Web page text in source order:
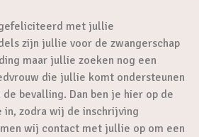
met jullie
zijn jullie voor de zwangerschap
maar jullie zoeken nog een
die jullie komt ondersteunen
bevalling. Dan ben je hier op de
zodra wij de inschrijving
wij contact met jullie op om een